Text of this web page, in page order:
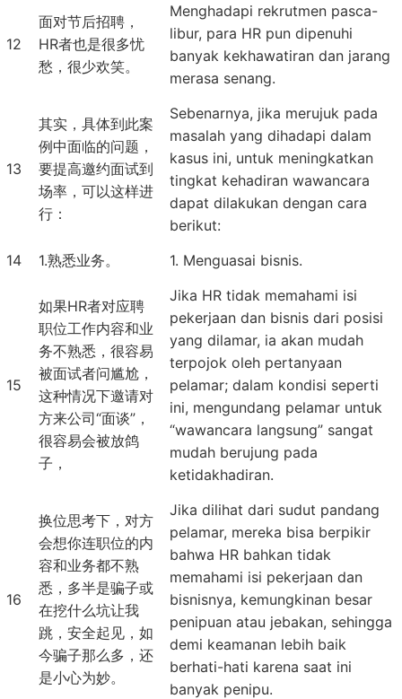
12
面对节后招聘，
HR者也是很多忧
愁，很少欢笑。
Menghadapi rekrutmen pasca-
libur, para HR pun dipenuhi
banyak kekhawatiran dan jarang
merasa senang.
13
其实，具体到此案
例中面临的问题，
要提高邀约面试到
场率，可以这样进
行：
Sebenarnya, jika merujuk pada
masalah yang dihadapi dalam
kasus ini, untuk meningkatkan
tingkat kehadiran wawancara
dapat dilakukan dengan cara
berikut:
14
1.熟悉业务。 1. Menguasai bisnis.
15
如果HR者对应聘
职位工作内容和业
务不熟悉，很容易
被面试者问尴尬，
这种情况下邀请对
方来公司“面谈”，
很容易会被放鸽
子，
Jika HR tidak memahami isi
pekerjaan dan bisnis dari posisi
yang dilamar, ia akan mudah
terpojok oleh pertanyaan
pelamar; dalam kondisi seperti
ini, mengundang pelamar untuk
“wawancara langsung” sangat
mudah berujung pada
ketidakhadiran.
16
换位思考下，对方
会想你连职位的内
容和业务都不熟
悉，多半是骗子或
在挖什么坑让我
跳，安全起见，如
今骗子那么多，还
是小心为妙。
Jika dilihat dari sudut pandang
pelamar, mereka bisa berpikir
bahwa HR bahkan tidak
memahami isi pekerjaan dan
bisnisnya, kemungkinan besar
penipuan atau jebakan, sehingga
demi keamanan lebih baik
berhati-hati karena saat ini
banyak penipu.